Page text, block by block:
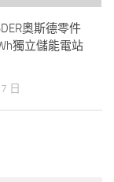
奧斯德零件
獨立儲能電站
日